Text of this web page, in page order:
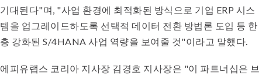
기대된다"며, "사업 환경에 최적화된 방식으로 기업 ERP 시스
템을 업그레이드하도록 선택적 데이터 전환 방법론 도입 등 한
층 강화된 S/4HANA 사업 역량을 보여줄 것"이라고 말했다.
에피유랩스 코리아 지사장 김경호 지사장은 "이 파트너십은 브